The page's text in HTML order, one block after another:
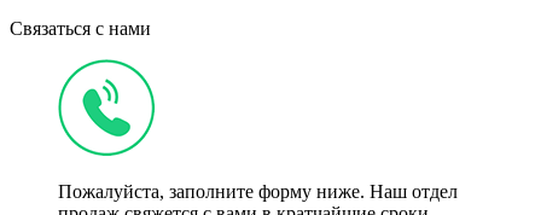
Связаться с нами
Пожалуйста, заполните форму ниже. Наш отдел